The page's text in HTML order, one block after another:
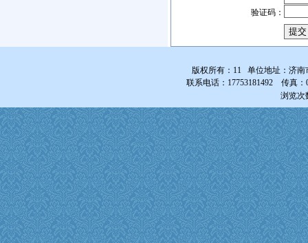
验证码：
版权所有：11 单位地址：济南
联系电话：17753181492 传真：
浏览